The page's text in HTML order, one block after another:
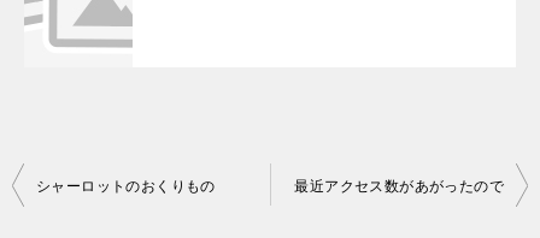
投
シャーロットのおくりもの 最近アクセス数があがったので